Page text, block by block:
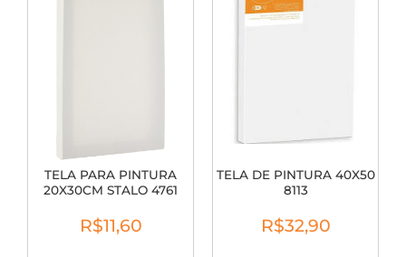
TELA PARA PINTURA
20X30CM STALO 4761
R$11,60
TELA DE PINTURA 40X50
8113
R$32,90